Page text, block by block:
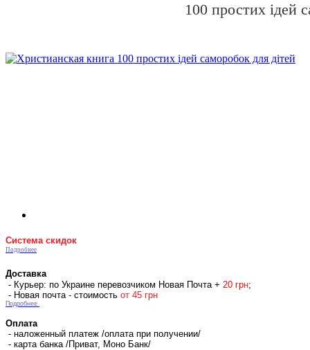
100 простих ідей
Система скидок
Подробнее
Доставка
- Курьер: по Украине перевозчиком Новая Почта + 20 грн;
- Новая почта - стоимость от 45 грн
Подробнее
Оплата
- наложенный платеж /оплата при получении/
- карта банка /Приват, Моно Банк/